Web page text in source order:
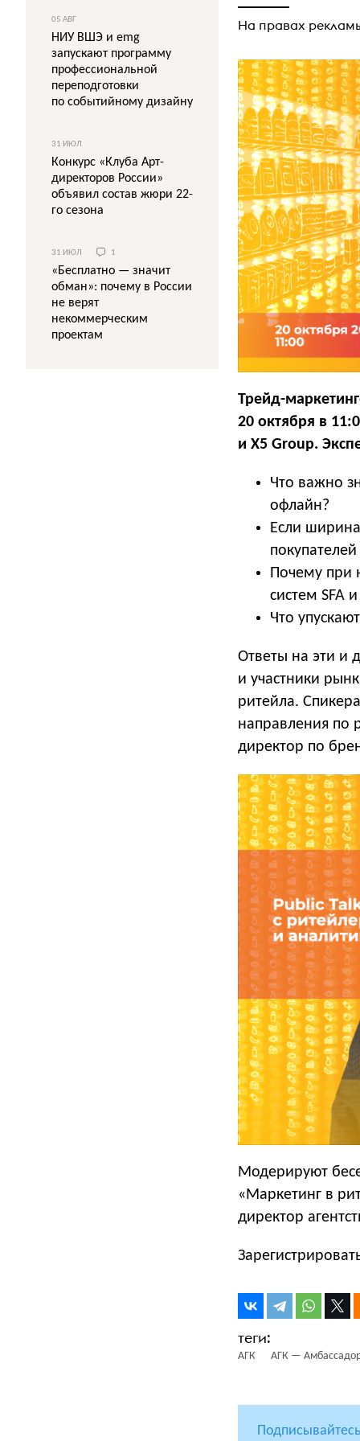
На правах
Трейд-
20 октября в
и X5 Group.
Что важно
офлайн?
Если
Почему при
систем SFA
Что
Ответы на эти и
и участники
ритейла.
направления по
директор по
Модерируют
«Маркетинг в
директор
АГК АГК —
05 АВГ
НИУ ВШЭ и emg
запускают программу
профессиональной
переподготовки
по событийному дизайну
31 ИЮЛ
Конкурс «Клуба Арт-
директоров России»
объявил состав жюри 22-
го сезона
31 ИЮЛ 1
«Бесплатно — значит
обман»: почему в России
не верят
некоммерческим
проектам